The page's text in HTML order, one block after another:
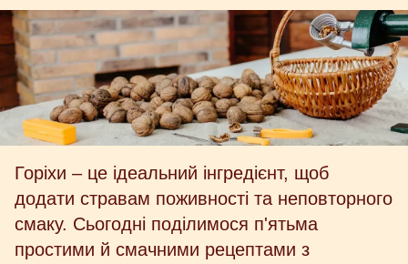
Горіхи – це ідеальний інгредієнт, щоб
додати стравам поживності та неповторного
смаку. Сьогодні поділимося п'ятьма
простими й смачними рецептами з